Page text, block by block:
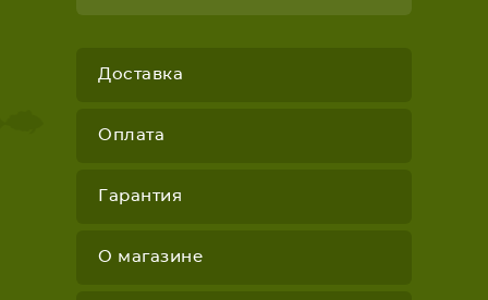
Доставка
Оплата
Гарантия
О магазине